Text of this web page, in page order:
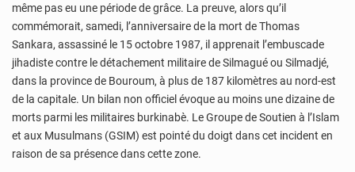
même pas eu une période de grâce. La preuve, alors qu’il
commémorait, samedi, l’anniversaire de la mort de Thomas
Sankara, assassiné le 15 octobre 1987, il apprenait l’embuscade
jihadiste contre le détachement militaire de Silmagué ou Silmadjé,
dans la province de Bouroum, à plus de 187 kilomètres au nord-est
de la capitale. Un bilan non officiel évoque au moins une dizaine de
morts parmi les militaires burkinabè. Le Groupe de Soutien à l’Islam
et aux Musulmans (GSIM) est pointé du doigt dans cet incident en
raison de sa présence dans cette zone.